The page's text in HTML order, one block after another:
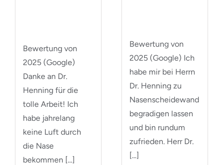
Bewertung von
2025 (Google)
Danke an Dr.
Henning für die
tolle Arbeit! Ich
habe jahrelang
keine Luft durch
die Nase
bekommen [...]
Bewertung von
2025 (Google) Ich
habe mir bei Herrn
Dr. Henning zu
Nasenscheidewand
begradigen lassen
und bin rundum
zufrieden. Herr Dr.
[...]